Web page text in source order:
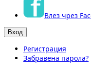
Влез чрез
Регистрация
Забравена парола?